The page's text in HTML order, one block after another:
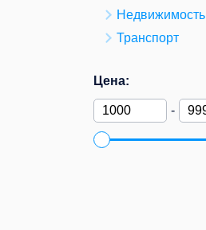
Недвижимость
Транспорт
Цена:
-